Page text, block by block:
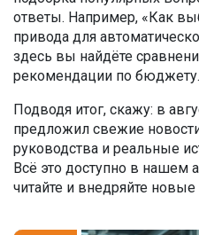
ответы. Например, «Как
привода для
здесь вы найдёте
рекомендации по бюджету.
Подводя итог, скажу: в
предложил свежие
руководства и реальные
Всё это доступно в нашем
читайте и внедряйте